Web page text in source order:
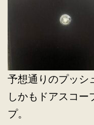
予想通りのプッシ
しかもドアスコー
プ。